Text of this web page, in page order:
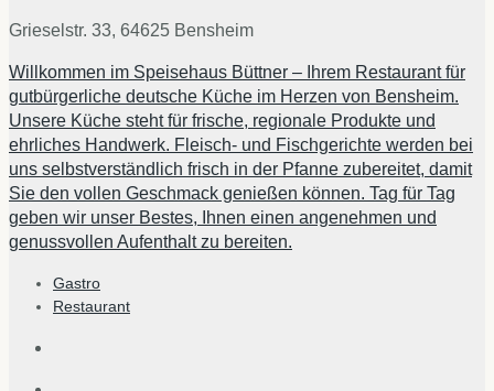
Grieselstr. 33, 64625 Bensheim
Willkommen im Speisehaus Büttner – Ihrem Restaurant für
gutbürgerliche deutsche Küche im Herzen von Bensheim.
Unsere Küche steht für frische, regionale Produkte und
ehrliches Handwerk. Fleisch- und Fischgerichte werden bei
uns selbstverständlich frisch in der Pfanne zubereitet, damit
Sie den vollen Geschmack genießen können. Tag für Tag
geben wir unser Bestes, Ihnen einen angenehmen und
genussvollen Aufenthalt zu bereiten.
Gastro
Restaurant